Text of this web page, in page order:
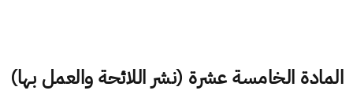
المادة الخامسة عشرة (نشر اللائحة والعمل بها)